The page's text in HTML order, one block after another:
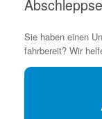
Sie haben einen
fahrbereit? Wir